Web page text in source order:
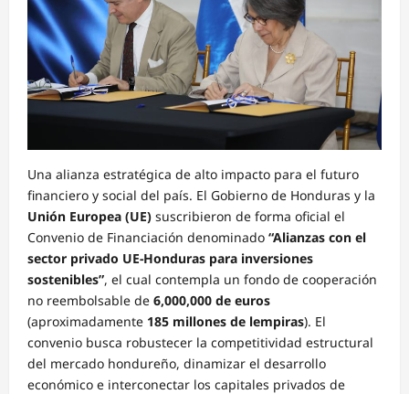
Una alianza estratégica de alto impacto para el futuro
financiero y social del país. El Gobierno de Honduras y la
Unión Europea (UE) suscribieron de forma oficial el
Convenio de Financiación denominado “Alianzas con el
sector privado UE-Honduras para inversiones
sostenibles”, el cual contempla un fondo de cooperación
no reembolsable de 6,000,000 de euros
(aproximadamente 185 millones de lempiras). El
convenio busca robustecer la competitividad estructural
del mercado hondureño, dinamizar el desarrollo
económico e interconectar los capitales privados de